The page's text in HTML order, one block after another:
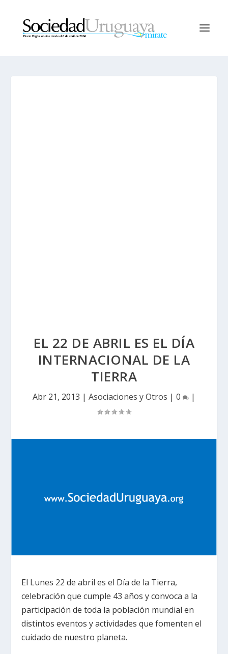
EL 22 DE ABRIL ES EL DÍA
INTERNACIONAL DE LA
TIERRA
Abr 21, 2013 | Asociaciones y Otros | 0 |
El Lunes 22 de abril es el Día de la Tierra,
celebración que cumple 43 años y convoca a la
participación de toda la población mundial en
distintos eventos y actividades que fomenten el
cuidado de nuestro planeta.